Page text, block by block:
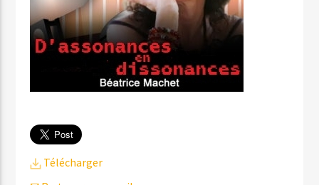
Télécharger